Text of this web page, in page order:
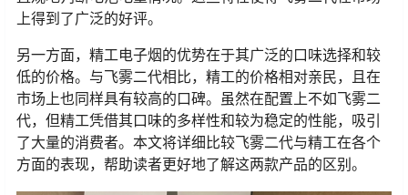
上得到了广泛的好评。
另一方面，精工电子烟的优势在于其广泛的口味选择和较
低的价格。与飞雾二代相比，精工的价格相对亲民，且在
市场上也同样具有较高的口碑。虽然在配置上不如飞雾二
代，但精工凭借其口味的多样性和较为稳定的性能，吸引
了大量的消费者。本文将详细比较飞雾二代与精工在各个
方面的表现，帮助读者更好地了解这两款产品的区别。